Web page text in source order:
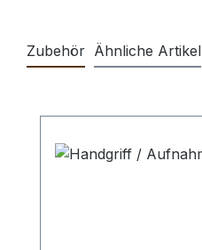
Zubehör Ähnliche Artikel